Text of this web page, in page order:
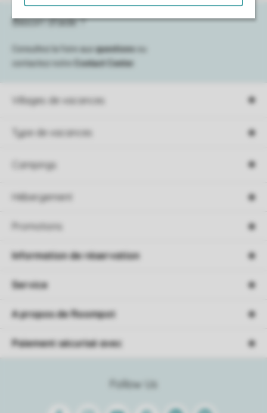
Villages de vacances
Type de vacances
Campings
Hébergement
Promotions
Besoin d’aide ?
Consultez la foire aux questions
contactez notre
Contact Center
Follow Us
FacebookInstagramYoutube PinterestLinkedinSpotify
Information de réservation
Service
A propos de Roompot
Paiement sécurisé avec